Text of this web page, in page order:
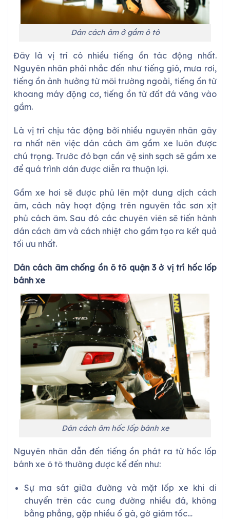
Dán cách âm ở gầm ô tô
Đây là vị trí có nhiều tiếng ồn tác động nhất.
Nguyên nhân phải nhắc đến như tiếng gió, mưa rơi,
tiếng ồn ảnh hưởng từ môi trường ngoài, tiếng ồn từ
khoang máy động cơ, tiếng ồn từ đất đá văng vào
gầm.
Là vị trí chịu tác động bởi nhiều nguyên nhân gây
ra nhất nên việc dán cách âm gầm xe luôn được
chú trọng. Trước đó bạn cần vệ sinh sạch sẽ gầm xe
để quá trình dán được diễn ra thuận lợi.
Gầm xe hơi sẽ được phủ lên một dung dịch cách
âm, cách này hoạt động trên nguyên tắc sơn xịt
phủ cách âm. Sau đó các chuyên viên sẽ tiến hành
dán cách âm và cách nhiệt cho gầm tạo ra kết quả
tối ưu nhất.
Dán cách âm chống ồn ô tô quận 3ở vị trí hốc lốp
bánh xe
Dán cách âm hốc lốp bánh xe
Nguyên nhân dẫn đến tiếng ồn phát ra từ hốc lốp
bánh xe ô tô thường được kể đến như:
Sự ma sát giữa đường và mặt lốp xe khi di
chuyển trên các cung đường nhiều đá, không
bằng phẳng, gặp nhiều ổ gà, gờ giảm tốc…